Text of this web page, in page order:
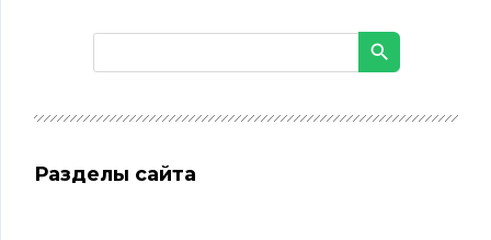
Разделы сайта